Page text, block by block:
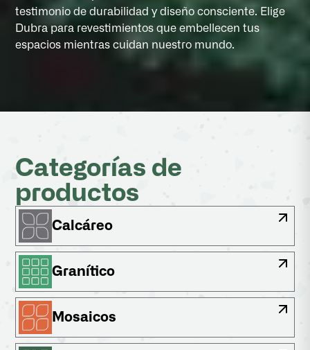
testimonio de durabilidad y diseño consciente. Elige
Dubra para revestimientos que embellecen tus
espacios mientras cuidan nuestro mundo.
Categorías de
productos
Calcáreo
Granítico
Mosaicos